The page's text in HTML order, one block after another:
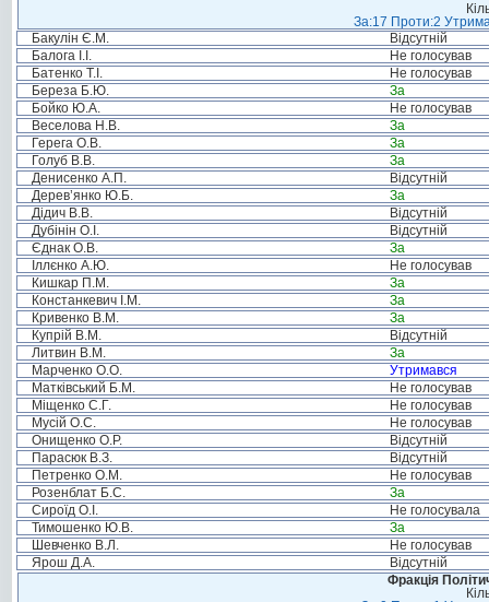
За:17 Проти:2
Бакулін Є.М.
Відсутній
Балога І.І.
Не голосував
Батенко Т.І.
Не голосував
Береза Б.Ю.
За
Бойко Ю.А.
Не голосував
Веселова Н.В.
За
Герега О.В.
За
Голуб В.В.
За
Денисенко А.П.
Відсутній
Дерев’янко Ю.Б.
За
Дідич В.В.
Відсутній
Дубінін О.І.
Відсутній
Єднак О.В.
За
Іллєнко А.Ю.
Не голосував
Кишкар П.М.
За
Констанкевич І.М.
За
Кривенко В.М.
За
Купрій В.М.
Відсутній
Литвин В.М.
За
Марченко О.О.
Утримався
Матківський Б.М.
Не голосував
Міщенко С.Г.
Не голосував
Мусій О.С.
Не голосував
Онищенко О.Р.
Відсутній
Парасюк В.З.
Відсутній
Петренко О.М.
Не голосував
Розенблат Б.С.
За
Сироїд О.І.
Не голосувала
Тимошенко Ю.В.
За
Шевченко В.Л.
Не голосував
Ярош Д.А.
Відсутній
Фракція